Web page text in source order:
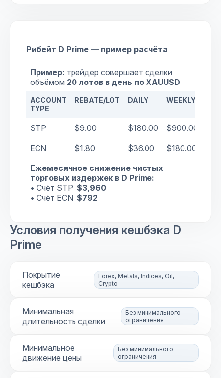
Рибейт D Prime — пример расчёта
Пример: трейдер совершает сделки
объёмом 20 лотов в день по XAUUSD
ACCOUNT
TYPE
REBATE/LOT DAILY WEEKLY
STP $9.00 $180.00 $900.00
ECN $1.80 $36.00 $180.00
Ежемесячное снижение чистых
торговых издержек в D Prime:
• Счёт STP: $3,960
• Счёт ECN: $792
Условия получения кешбэка D
Prime
Покрытие
кешбэка
Forex, Metals, Indices, Oil,
Crypto
Минимальная
длительность сделки
Без минимального
ограничения
Минимальное
движение цены
Без минимального
ограничения